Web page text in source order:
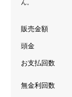
エクスカリバー
型番
RDDBEX0545
ん。
販売金額
頭金
お支払回数
無金利回数